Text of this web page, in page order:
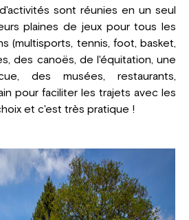
sont réunies en un seul
plaines de jeux pour tous les
(multisports, tennis, foot, basket,
des canoës, de l'équitation, une
des musées, restaurants,
pour faciliter les trajets avec les
et c'est très pratique !